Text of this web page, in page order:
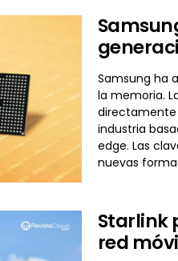
Samsung ha
la memoria.
directamente
industria
edge. Las
nuevas
Starlink
red